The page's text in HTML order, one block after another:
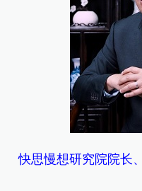
快思慢想研究院院长